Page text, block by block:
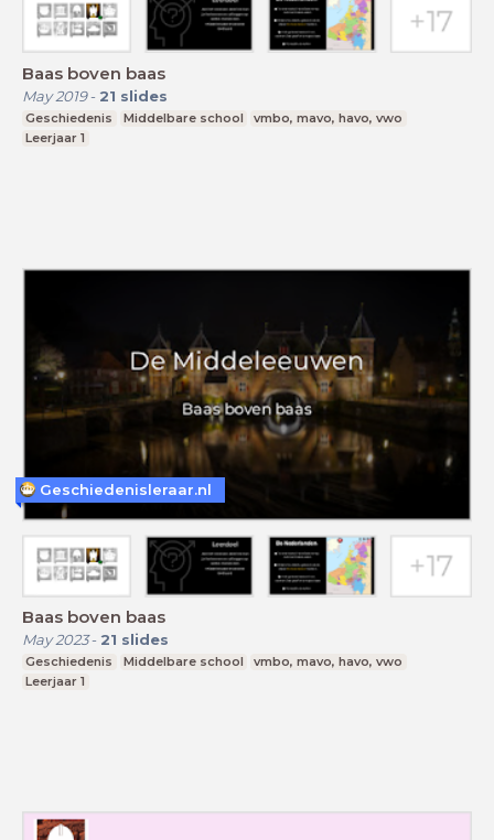
Baas boven baas
May 2019- 21 slides
Geschiedenis Middelbare school
vmbo, mavo, havo, vwo
Leerjaar 1
Baas boven baas
May 2023- 21 slides
Geschiedenis Middelbare school
vmbo, mavo, havo, vwo
Leerjaar 1
Geschiedenisleraar.nl